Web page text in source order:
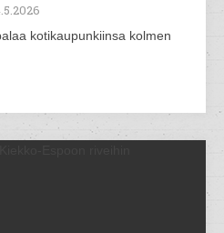
kotikaupunkiinsa kolmen